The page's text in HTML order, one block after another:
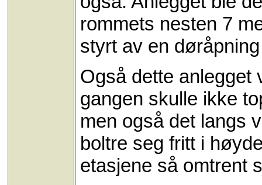
rommets nesten 7
styrt av en
Også dette anlegget
gangen skulle ikke
men også det langs
boltre seg fritt i
etasjene så omtrent